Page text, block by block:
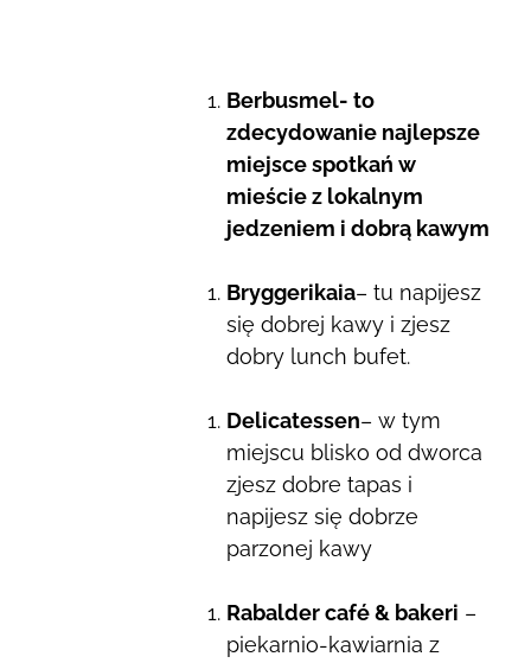
Berbusmel- to
zdecydowanie najlepsze
miejsce spotkań w
mieście z lokalnym
jedzeniem i dobrą kawym
Bryggerikaia– tu napijesz
się dobrej kawy i zjesz
dobry lunch bufet.
Delicatessen– w tym
miejscu blisko od dworca
zjesz dobre tapas i
napijesz się dobrze
parzonej kawy
Rabalder café & bakeri –
piekarnio-kawiarnia z